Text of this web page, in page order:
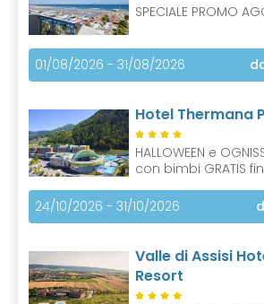
SPECIALE PROMO
01/08/2026 - 31/08/2026
Hotel Thermana
HALLOWEEN e
con bimbi GRATIS
24/10/2026 - 31/10/2026
Valle di Assisi
Resort